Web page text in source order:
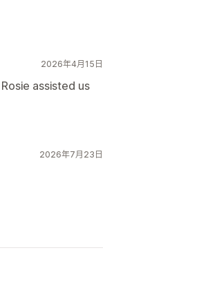
2026年4月15日
assisted us
2026年7月23日